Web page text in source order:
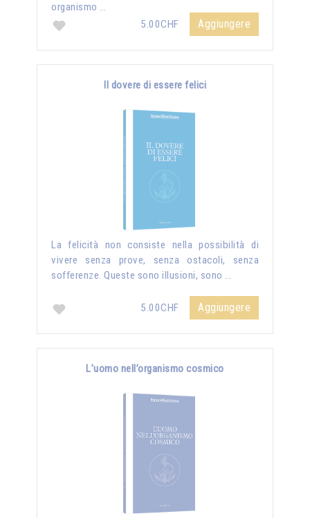
organismo …
5.00CHF
Aggiungere
Il dovere di essere felici
La felicità non consiste nella possibilità di
vivere senza prove, senza ostacoli, senza
sofferenze. Queste sono illusioni, sono …
5.00CHF Aggiungere
L’uomo nell’organismo cosmico